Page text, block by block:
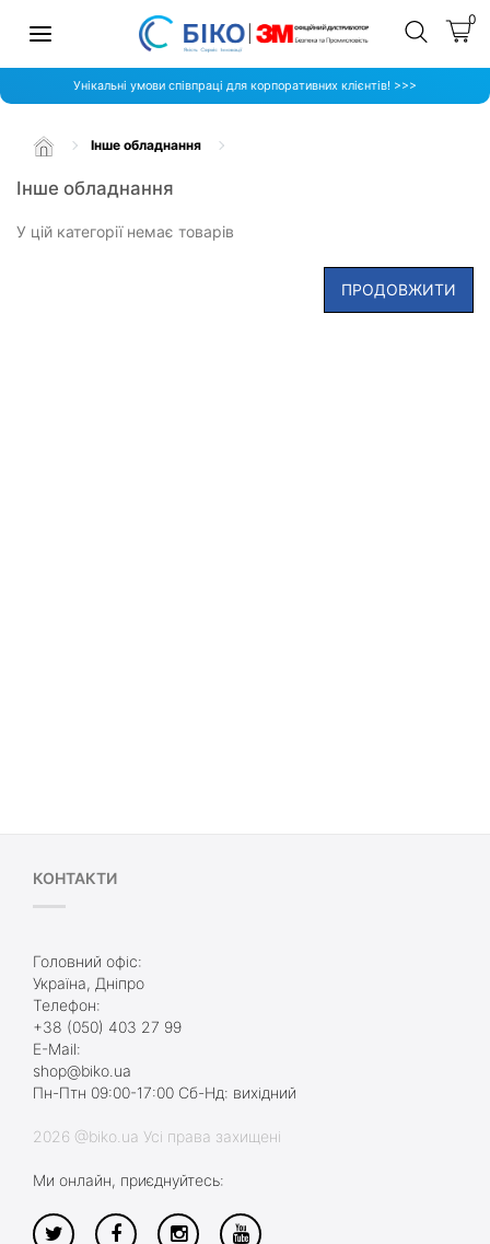
0
Унікальні умови співпраці для корпоративних клієнтів! >>>
Інше обладнання
Інше обладнання
У цій категорії немає товарів
ПРОДОВЖИТИ
КОНТАКТИ
Головний офіс:
Україна, Дніпро
Телефон:
+38 (050) 403 27 99
E-Mail:
shop@biko.ua
Пн-Птн 09:00-17:00 Сб-Нд: вихідний
2026 @biko.ua Усі права захищені
Ми онлайн, приєднуйтесь: